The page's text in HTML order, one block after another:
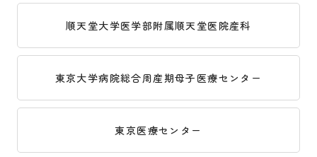
順天堂大学医学部附属順天堂医院産科
東京大学病院総合周産期母子医療センター
東京医療センター